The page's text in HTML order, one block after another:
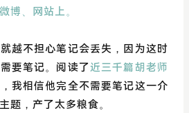
博、网站上。
越不担心笔记会丢失，因为这时
要笔记。阅读了近三千篇胡老师
，我相信他完全不需要笔记这一介
题，产了太多粮食。